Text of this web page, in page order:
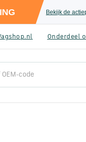
Bekijk de
Onderdeel